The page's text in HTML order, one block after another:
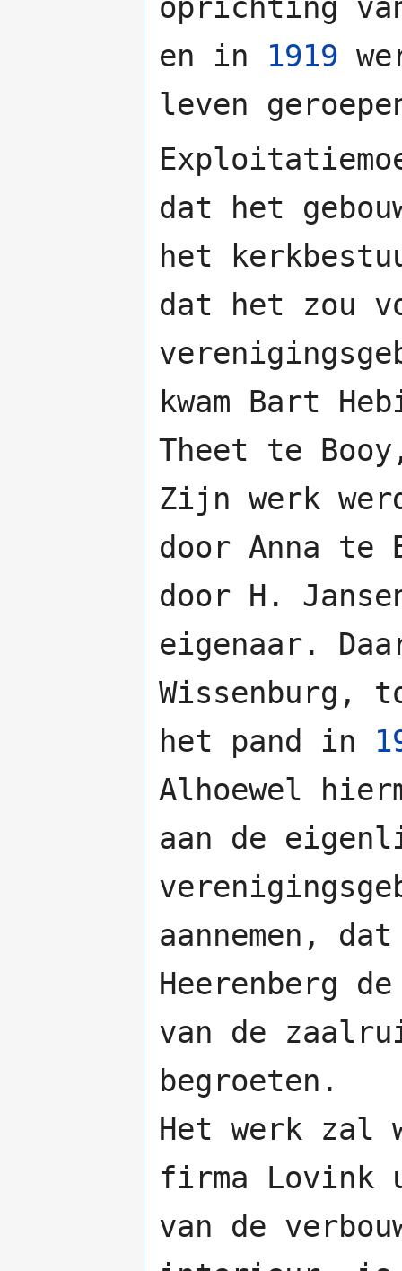
en in 1919
leven
dat het
het
dat het zou
kwam Bart
Theet te
Zijn werk
door Anna te
door H.
eigenaar.
Wissenburg,
het pand in
Alhoewel
aan de
aannemen,
Heerenberg
van de
begroeten.
Het werk zal
firma
van de